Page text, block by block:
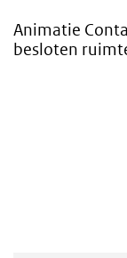
Animatie
besloten